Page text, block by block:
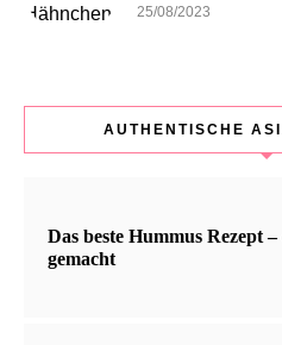
25/08/2023
AUTHENTISCHE
Das beste Hummus Rezept
gemacht